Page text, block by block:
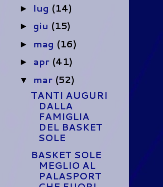
► lug (14)
► giu (15)
► mag (16)
► apr (41)
▼ mar (52)
TANTI AUGURI
DALLA
FAMIGLIA
DEL BASKET
SOLE
BASKET SOLE
MEGLIO AL
PALASPORT